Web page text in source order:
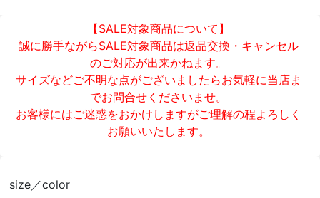
【SALE対象商品について】
誠に勝手ながらSALE対象商品は返品交換・キャンセル
のご対応が出来かねます。
サイズなどご不明な点がございましたらお気軽に当店ま
でお問合せくださいませ。
お客様にはご迷惑をおかけしますがご理解の程よろしく
お願いいたします。
size／color